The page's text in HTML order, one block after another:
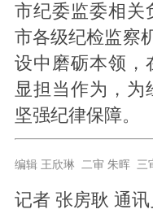
市纪委监委相关
市各级纪检监察
设中磨砺本领，
显担当作为，为
坚强纪律保障。
编辑 王欣琳 二审 朱晖 三
记者 张房耿 通